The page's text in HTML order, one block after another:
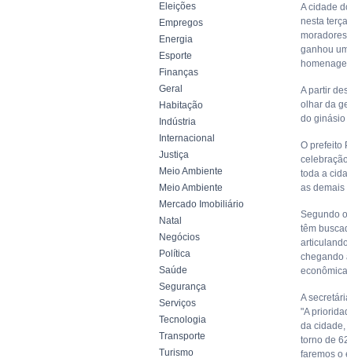
Eleições
Empregos
Energia
Esporte
Finanças
Geral
Habitação
Indústria
Internacional
Justiça
Meio Ambiente
Meio Ambiente
Mercado Imobiliário
Natal
Negócios
Política
Saúde
Segurança
Serviços
Tecnologia
Transporte
Turismo
A cidade
nesta
ganhou
A partir
olhar da
do
O prefeito
toda a
as demais
Segundo
têm
chegando
A
"A
da
torno de
faremos o